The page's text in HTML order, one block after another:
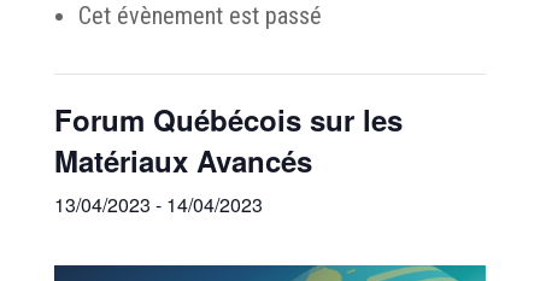
Cet évènement est passé
Forum Québécois sur les
Matériaux Avancés
13/04/2023 - 14/04/2023